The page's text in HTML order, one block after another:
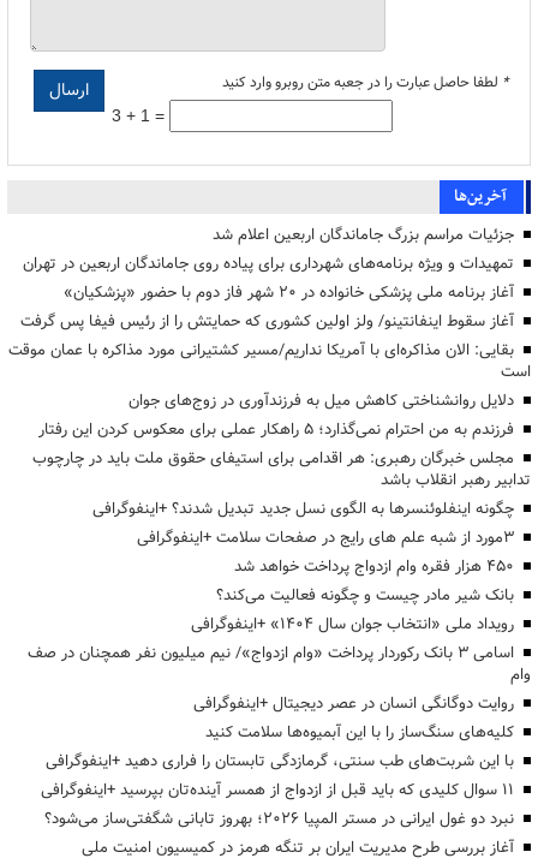
* لطفا حاصل عبارت را در جعبه متن روبرو وارد کنید
3 + 1 =
آخرین‌ها
جزئیات مراسم بزرگ جاماندگان اربعین اعلام شد
تمهیدات و ویژه برنامه‌های شهرداری برای پیاده روی جاماندگان اربعین در تهران
آغاز برنامه ملی پزشکی خانواده در ۲۰ شهر فاز دوم با حضور «پزشکیان»
آغاز سقوط اینفانتینو/ ولز اولین کشوری که حمایتش را از رئیس فیفا پس گرفت
بقایی: الان مذاکره‌ای با آمریکا نداریم/مسیر کشتیرانی مورد مذاکره با عمان موقت
است
دلایل روانشناختی کاهش میل به فرزندآوری در زوج‌های جوان
فرزندم به من احترام نمی‌گذارد؛ ۵ راهکار عملی برای معکوس کردن این رفتار
مجلس خبرگان رهبری: هر اقدامی برای استیفای حقوق ملت باید در چارچوب
تدابیر رهبر انقلاب باشد
چگونه اینفلوئنسرها به الگوی نسل جدید تبدیل شدند؟ +اینفوگرافی
3مورد از شبه علم های رایج در صفحات سلامت +اینفوگرافی
۴۵۰ هزار فقره وام ازدواج پرداخت خواهد شد
بانک شیر مادر چیست و چگونه فعالیت می‌کند؟
رویداد ملی «انتخاب جوان سال ۱۴۰۴» +اینفوگرافی
اسامی ۳ بانک رکوردار پرداخت «وام ازدواج»/ نیم میلیون نفر همچنان در صف
وام
روایت دوگانگی انسان در عصر دیجیتال +اینفوگرافی
کلیه‌های سنگ‌ساز را با این آبمیوه‌ها سلامت کنید
با این شربت‌های طب سنتی، گرمازدگی تابستان را فراری دهید +اینفوگرافی
۱۱ سوال کلیدی که باید قبل از ازدواج از همسر آینده‌تان بپرسید +اینفوگرافی
نبرد دو غول ایرانی در مستر المپیا ۲۰۲۶؛ بهروز تابانی شگفتی‌ساز می‌شود؟
آغاز بررسی طرح مدیریت ایران بر تنگه هرمز در کمیسیون امنیت ملی